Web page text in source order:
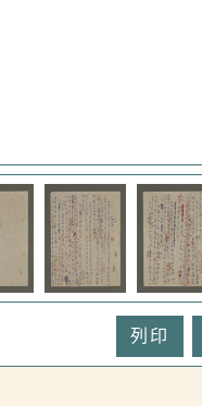
列印